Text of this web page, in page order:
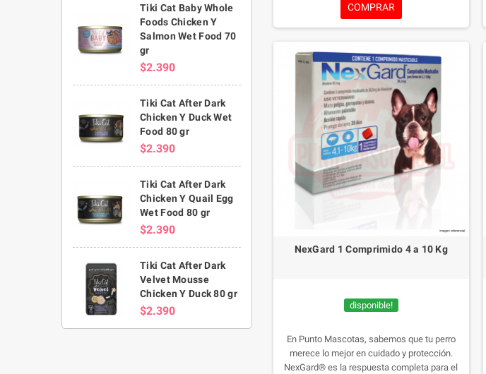
Tiki Cat Baby Whole
Foods Chicken Y
Salmon Wet Food 70
gr
$2.390
Tiki Cat After Dark
Chicken Y Duck Wet
Food 80 gr
$2.390
Tiki Cat After Dark
Chicken Y Quail Egg
Wet Food 80 gr
$2.390
Tiki Cat After Dark
Velvet Mousse
Chicken Y Duck 80 gr
$2.390
para tu mascota.Desde las 8 semanas de
edad y 2 kg de peso, NexGard® es seguro para
comprimidos y brinda a tu perro una defensa
robusta con NexGard®.NexGard 1 Comprimido
10 a 25 Kg
COMPRAR
NexGard 1 Comprimido 4 a 10 Kg
disponible!
En Punto Mascotas, sabemos que tu perro
merece lo mejor en cuidado y protección.
NexGard® es la respuesta completa para el